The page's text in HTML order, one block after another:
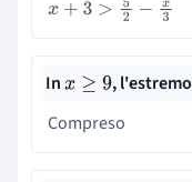
x+ 3> 52−x 3
Inx≥ 9 , l'estremo
Compreso